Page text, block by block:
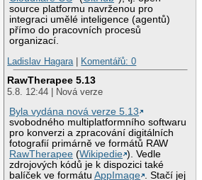
source platformu navrženou pro
integraci umělé inteligence (agentů)
přímo do pracovních procesů
organizací.
Ladislav Hagara| Komentářů: 0
RawTherapee 5.13
5.8. 12:44 | Nová verze
Byla vydána nová verze 5.13
svobodného multiplatformního softwaru
pro konverzi a zpracování digitálních
fotografií primárně ve formátů RAW
RawTherapee (Wikipedie ). Vedle
zdrojových kódů je k dispozici také
balíček ve formátuAppImage . Stačí jej